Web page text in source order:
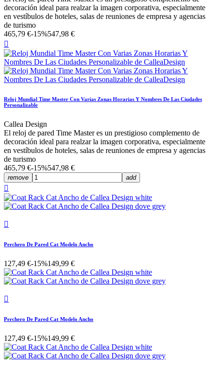
decoración ideal para realzar la imagen corporativa, especialmente
en vestíbulos de hoteles, salas de reuniones de empresa y agencias
de turismo
465,79 €-15%547,98 €

Reloj Mundial Time Master Con Varias Zonas Horarias Y Nombres De Las Ciudades
Personalizable
Callea Design
El reloj de pared Time Master es un prestigioso complemento de
decoración ideal para realzar la imagen corporativa, especialmente
en vestíbulos de hoteles, salas de reuniones de empresa y agencias
de turismo
465,79 €-15%547,98 €
remove add


Perchero De Pared Cat Modelo Ancho
127,49 €-15%149,99 €

Perchero De Pared Cat Modelo Ancho
127,49 €-15%149,99 €